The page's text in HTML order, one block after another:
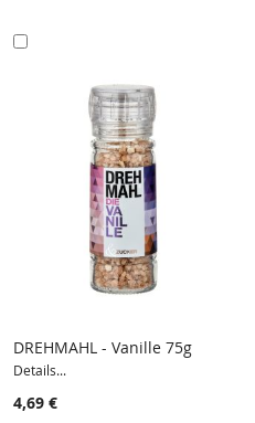
VERGLEICH
DREHMAHL - Vanille 75g
Details...
4,69 €